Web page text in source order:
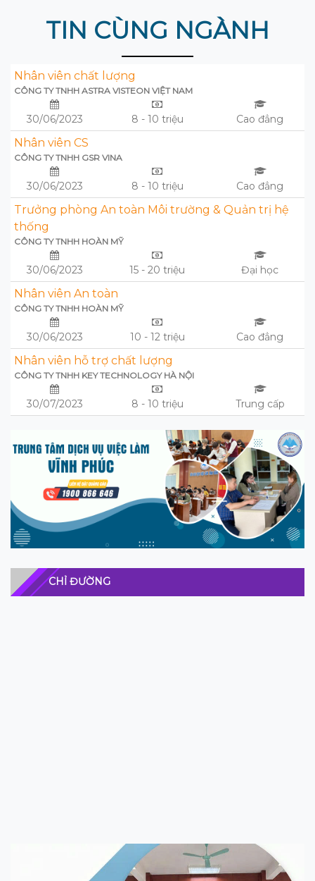
TIN CÙNG NGÀNH
Nhân viên chất lượng
CÔNG TY TNHH ASTRA VISTEON VIỆT NAM
30/06/2023 8 - 10 triệu Cao đẳng
Nhân viên CS
CÔNG TY TNHH GSR VINA
30/06/2023 8 - 10 triệu Cao đẳng
Trưởng phòng An toàn Môi trường & Quản trị hệ
thống
CÔNG TY TNHH HOÀN MỸ
30/06/2023 15 - 20 triệu Đại học
Nhân viên An toàn
CÔNG TY TNHH HOÀN MỸ
30/06/2023 10 - 12 triệu Cao đẳng
Nhân viên hỗ trợ chất lượng
CÔNG TY TNHH KEY TECHNOLOGY HÀ NỘI
30/07/2023 8 - 10 triệu Trung cấp
CHỈ ĐƯỜNG